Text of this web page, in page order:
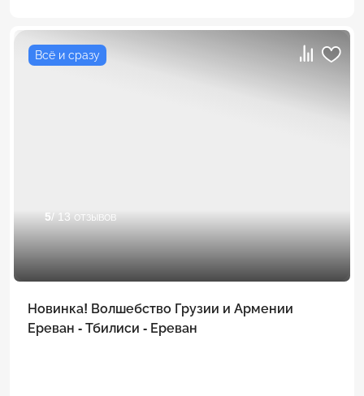
Всё и сразу
5/ 13 отзывов
Новинка! Волшебство Грузии и Армении
Ереван - Тбилиси - Ереван